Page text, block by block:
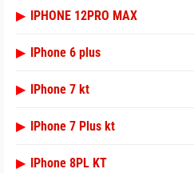
▶ IPHONE 12PRO MAX
▶ IPhone 6 plus
▶ IPhone 7 kt
▶ IPhone 7 Plus kt
▶ IPhone 8PL KT